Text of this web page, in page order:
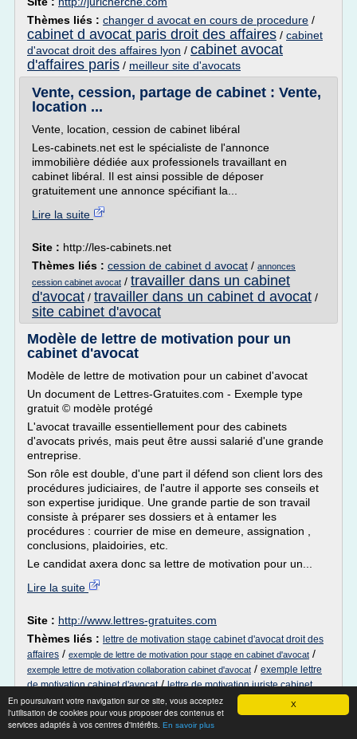
X
En poursuivant votre navigation sur ce site, vous acceptez
l'utilisation de cookies pour vous proposer des contenus et
services adaptés à vos centres d'intérêts. En savoir plus
Thèmes liés : changer d avocat en cours de procedure /
cabinet d avocat paris droit des affaires / cabinet
d'avocat droit des affaires lyon / cabinet avocat
d'affaires paris / meilleur site d'avocats
Vente, cession, partage de cabinet : Vente,
location ...
Vente, location, cession de cabinet libéral
Les-cabinets.net est le spécialiste de l'annonce
immobilière dédiée aux professionels travaillant en
cabinet libéral. Il est ainsi possible de déposer
gratuitement une annonce spécifiant la...
Lire la suite
Site : http://les-cabinets.net
Thèmes liés : cession de cabinet d avocat / annonces
cession cabinet avocat / travailler dans un cabinet
d'avocat / travailler dans un cabinet d avocat /
site cabinet d'avocat
Modèle de lettre de motivation pour un
cabinet d'avocat
Modèle de lettre de motivation pour un cabinet d'avocat
Un document de Lettres-Gratuites.com - Exemple type
gratuit © modèle protégé
L'avocat travaille essentiellement pour des cabinets
d'avocats privés, mais peut être aussi salarié d'une grande
entreprise.
Son rôle est double, d'une part il défend son client lors des
procédures judiciaires, de l'autre il apporte ses conseils et
son expertise juridique. Une grande partie de son travail
consiste à préparer ses dossiers et à entamer les
procédures : courrier de mise en demeure, assignation ,
conclusions, plaidoiries, etc.
Le candidat axera donc sa lettre de motivation pour un...
Lire la suite
Site : http://www.lettres-gratuites.com
Thèmes liés : lettre de motivation stage cabinet d'avocat droit des
affaires / exemple de lettre de motivation pour stage en cabinet d'avocat /
exemple lettre de motivation collaboration cabinet d'avocat / exemple lettre
de motivation cabinet d'avocat/lettre de motivation juriste cabinet
d'avocat
Equipe d'Arobase Avocats, cabinet